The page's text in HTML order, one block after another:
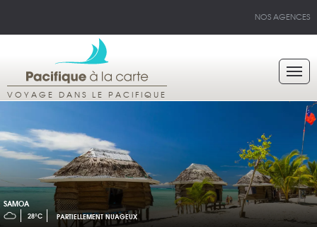
NOS AGENCES
VOYAGE DANS LE PACIFIQUE
SAMOA
28°C PARTIELLEMENT NUAGEUX